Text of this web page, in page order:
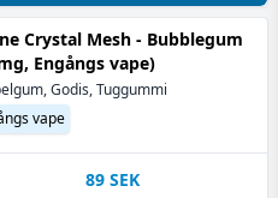
Crystal Mesh - Bubblegum
Engångs vape)
Godis, Tuggummi
vape
89 SEK